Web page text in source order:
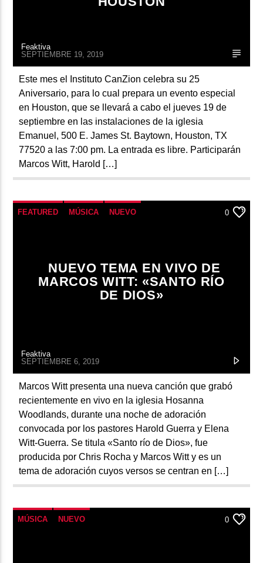
Feaktiva
SEPTIEMBRE 19, 2019
Este mes el Instituto CanZion celebra su 25
Aniversario, para lo cual prepara un evento especial
en Houston, que se llevará a cabo el jueves 19 de
septiembre en las instalaciones de la iglesia
Emanuel, 500 E. James St. Baytown, Houston, TX
77520 a las 7:00 pm. La entrada es libre. Participarán
Marcos Witt, Harold […]
FEATURED MÚSICA NUEVO 0
NUEVO TEMA EN VIVO DE
MARCOS WITT: «SANTO RÍO
DE DIOS»
Feaktiva
SEPTIEMBRE 6, 2019
Marcos Witt presenta una nueva canción que grabó
recientemente en vivo en la iglesia Hosanna
Woodlands, durante una noche de adoración
convocada por los pastores Harold Guerra y Elena
Witt-Guerra. Se titula «Santo río de Dios», fue
producida por Chris Rocha y Marcos Witt y es un
tema de adoración cuyos versos se centran en […]
MÚSICA NUEVO 0